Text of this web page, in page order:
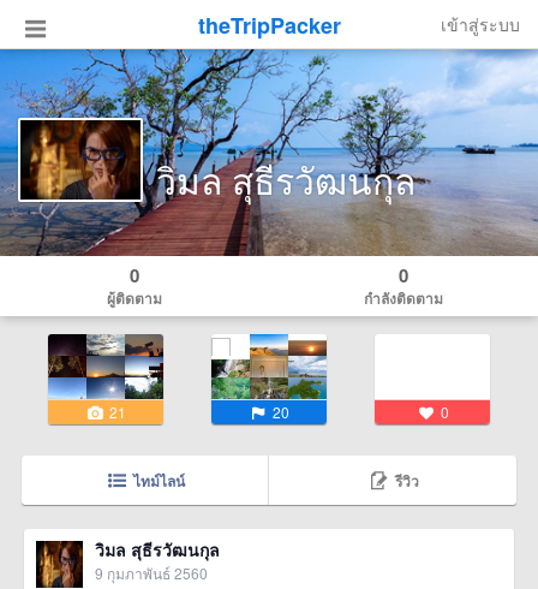
theTripPacker เข้าสู่ระบบ
วิมล สุธีรวัฒนกุล
0
ผู้ติดตาม
0
กำลังติดตาม
21 20 0
ไทม์ไลน์ รีวิว
วิมล สุธีรวัฒนกุล
9 กุมภาพันธ์ 2560